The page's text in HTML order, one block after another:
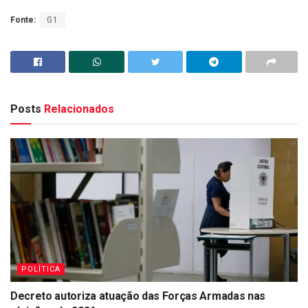
Fonte: G1
Posts Relacionados
POLÍTICA
Decreto autoriza atuação das Forças Armadas nas